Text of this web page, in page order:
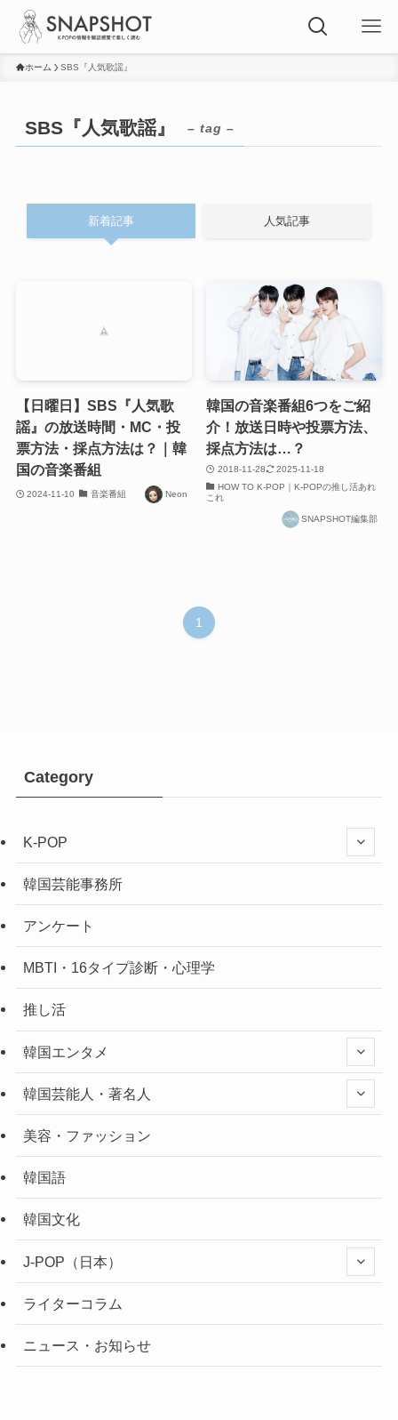
ホーム SBS『人気歌謡』
SBS『人気歌謡』 – tag –
新着記事 人気記事
【日曜日】SBS『人気歌
謡』の放送時間・MC・投
票方法・採点方法は？｜韓
国の音楽番組
2024-11-10 音楽番組 Neon
韓国の音楽番組6つをご紹
介！放送日時や投票方法、
採点方法は…？
2018-11-28
2025-11-18
HOW TO K-POP｜K-POPの推し活あれ
これ
SNAPSHOT編集部
1
Category
K-POP
韓国芸能事務所
アンケート
MBTI・16タイプ診断・心理学
推し活
韓国エンタメ
韓国芸能人・著名人
美容・ファッション
韓国語
韓国文化
J-POP（日本）
ライターコラム
ニュース・お知らせ